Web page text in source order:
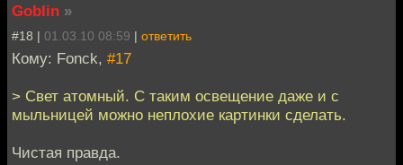
Goblin »
#18 | 01.03.10 08:59 | ответить
Кому: Fonck, #17
> Свет атомный. С таким освещение даже и с
мыльницей можно неплохие картинки сделать.
Чистая правда.